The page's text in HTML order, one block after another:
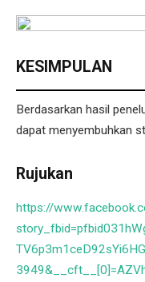
KESIMPULAN
Berdasarkan hasil
dapat menyembuhkan
Rujukan
https://